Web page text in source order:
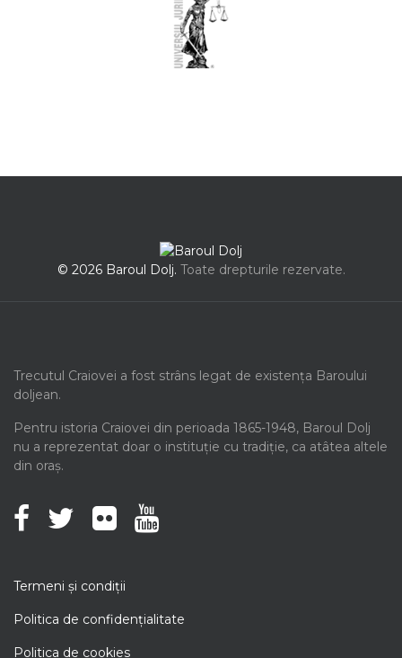
© 2026 Baroul Dolj. Toate drepturile rezervate.
Trecutul Craiovei a fost strâns legat de existența Baroului
doljean.
Pentru istoria Craiovei din perioada 1865-1948, Baroul Dolj
nu a reprezentat doar o instituție cu tradiție, ca atâtea altele
din oraș.
Termeni şi condiţii
Politica de confidenţialitate
Politica de cookies